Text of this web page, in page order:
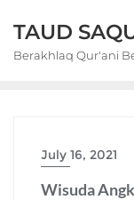
content
TAUD
Berakhlaq Qur'ani
July 16, 2021
Wisuda